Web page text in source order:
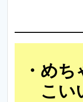
めち
こい